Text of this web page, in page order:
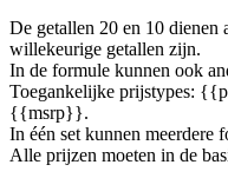
De getallen 20 en 10
willekeurige getallen zijn.
In de formule kunnen ook
Toegankelijke prijstypes:
{{msrp}}.
In één set kunnen meerdere
Alle prijzen moeten in de